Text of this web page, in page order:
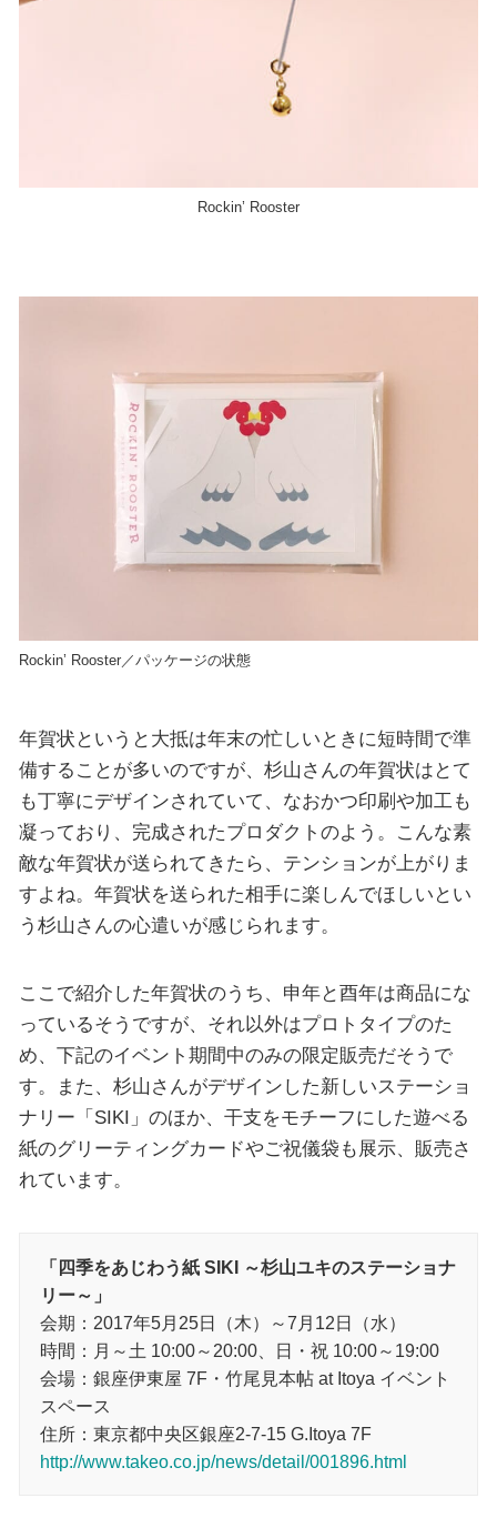
Rockin’ Rooster
Rockin’ Rooster／パッケージの状態
年賀状というと大抵は年末の忙しいときに短時間で準
備することが多いのですが、杉山さんの年賀状はとて
も丁寧にデザインされていて、なおかつ印刷や加工も
凝っており、完成されたプロダクトのよう。こんな素
敵な年賀状が送られてきたら、テンションが上がりま
すよね。年賀状を送られた相手に楽しんでほしいとい
う杉山さんの心遣いが感じられます。
ここで紹介した年賀状のうち、申年と酉年は商品にな
っているそうですが、それ以外はプロトタイプのた
め、下記のイベント期間中のみの限定販売だそうで
す。また、杉山さんがデザインした新しいステーショ
ナリー「SIKI」のほか、干支をモチーフにした遊べる
紙のグリーティングカードやご祝儀袋も展示、販売さ
れています。
「四季をあじわう紙 SIKI ～杉山ユキのステーショナ
リー～」
会期：2017年5月25日（木）～7月12日（水）
時間：月～土 10:00～20:00、日・祝 10:00～19:00
会場：銀座伊東屋 7F・竹尾見本帖 at Itoya イベント
スペース
住所：東京都中央区銀座2-7-15 G.Itoya 7F
http://www.takeo.co.jp/news/detail/001896.html